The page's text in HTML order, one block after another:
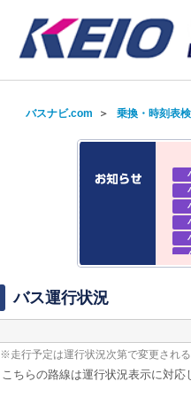
バスナビ.com ＞ 乗換・時刻表
バス運行状況
※走行予定は運行状況次第で変更される
こちらの路線は運行状況表示に対応